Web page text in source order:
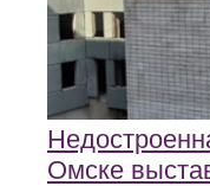
Омске